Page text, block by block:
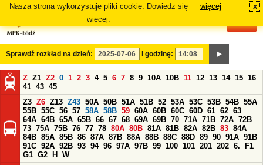
Nasza strona wykorzystuje pliki cookie. Dowiedz się
więcej.
więcej x
Sprawdź rozkład na dzień: i godzinę:
Z Z1 Z2 0 1 2 3 4 5 6 7 8 9 10A 10B 11 12 13 14 15 16
41 43 45
Z3 Z6 Z13 Z43 50A 50B 51A 51B 52 53A 53C 53B 54B 55A
55B 55C 56 57 58A 58B 59 60A 60B 60C 60D 61 62 63
64A 64B 65A 65B 66 67 68 69A 69B 70 71A 71B 72A 72B
73 75A 75B 76 77 78 80A 80B 81A 81B 82A 82B 83 84A
84B 85A 85B 86 87A 87B 88A 88B 88C 88D 89 90 91A 91B
91C 92A 92B 93 94 96 97A 97B 99 100 101 201 202 6.
F1
G1 G2 H
W